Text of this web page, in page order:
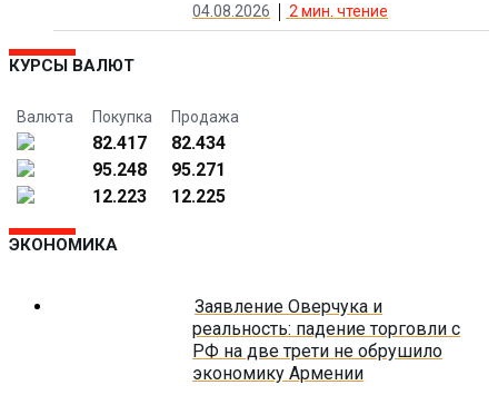
04.08.2026 2 мин. чтение
КУРСЫ ВАЛЮТ
Валюта Покупка Продажа
82.417
82.434
95.248
95.271
12.223
12.225
ЭКОНОМИКА
Заявление Оверчука и
реальность: падение торговли с
РФ на две трети не обрушило
экономику Армении